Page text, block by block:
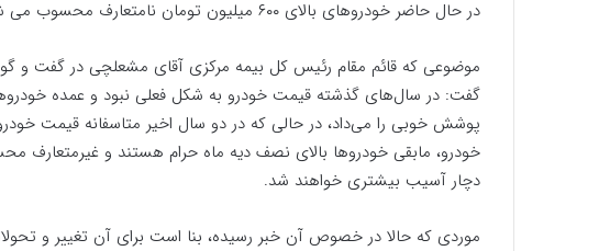
در حال حاضر خودروهای بالای ۶۰۰ میلیون تومان نامتعارف محسوب می شوند
موضوعی که قائم مقام رئیس کل بیمه مرکزی آقای مشعلچی در گفت و گو
گفت: در سال‌های گذشته قیمت خودرو به شکل فعلی نبود و عمده
پوشش خوبی را می‌داد، در حالی که در دو سال اخیر متاسفانه قیمت
خودرو، مابقی خودرو‌ها بالای نصف دیه ماه حرام هستند و
دچار آسیب بیشتری خواهند شد.
موردی که حالا در خصوص آن خبر رسیده، بنا است برای آن تغییر و